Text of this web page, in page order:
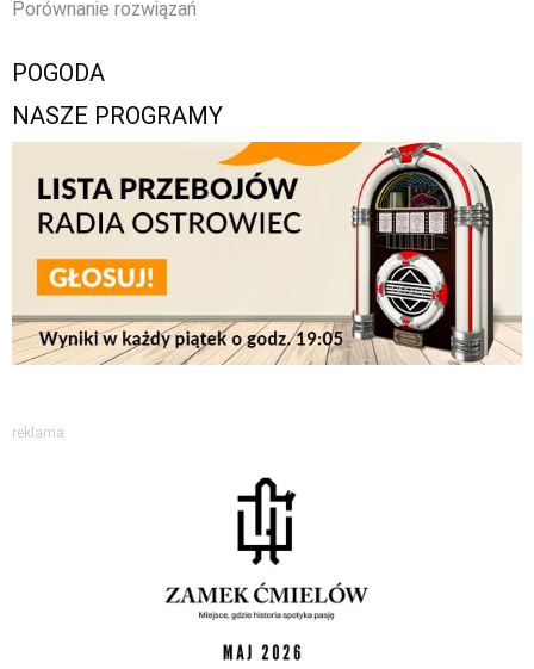
Porównanie rozwiązań
POGODA
NASZE PROGRAMY
reklama